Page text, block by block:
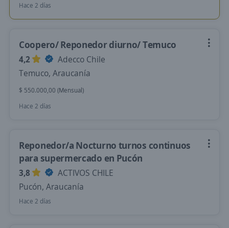
Hace 2 días
Coopero/ Reponedor diurno/ Temuco
4,2
Adecco Chile
Temuco, Araucanía
$ 550.000,00 (Mensual)
Hace 2 días
Reponedor/a Nocturno turnos continuos
para supermercado en Pucón
3,8
ACTIVOS CHILE
Pucón, Araucanía
Hace 2 días